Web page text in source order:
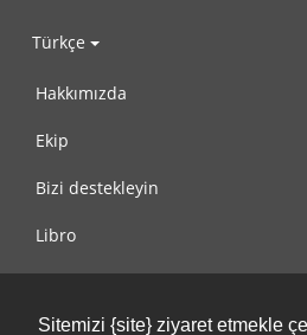
Sitemizi {site} ziyaret etmekle
Türkçe
Hakkımızda
Ekip
Bizi destekleyin
Libro
Kullanım Koşulları